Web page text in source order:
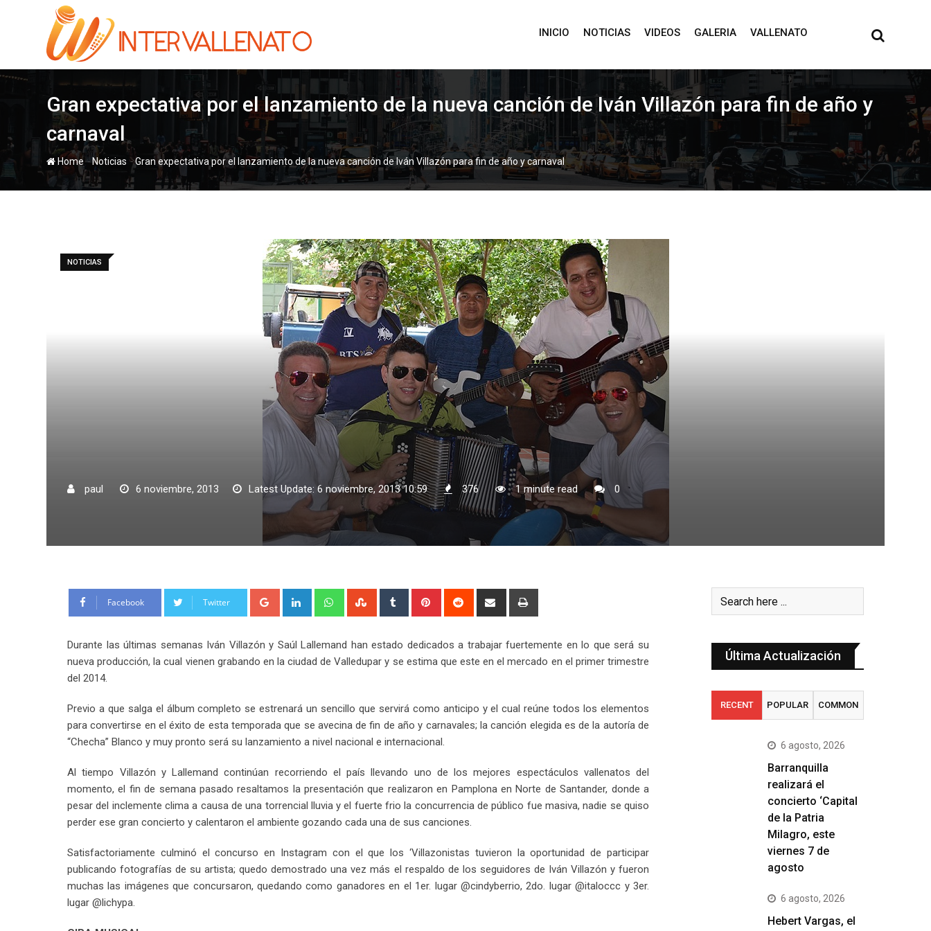
INICIO NOTICIAS VIDEOS GALERIA VALLENATO
Gran expectativa por el lanzamiento de la nueva canción de Iván Villazón para fin de año y
carnaval
Home-Noticias -Gran expectativa por el lanzamiento de la nueva canción de Iván Villazón para fin de año y carnaval
NOTICIAS
paul 6 noviembre, 2013 Latest Update: 6 noviembre, 2013 10:59 376 1 minute read 0
Facebook Twitter Google+ LinkedIn WhatsappStumbleUpon
Tumblr Pinterest Reddit
Share
Durante las últimas semanas Iván Villazón y Saúl Lallemand han estado dedicados a trabajar fuertemente en lo que será su
nueva producción, la cual vienen grabando en la ciudad de Valledupar y se estima que este en el mercado en el primer trimestre
del 2014.
Previo a que salga el álbum completo se estrenará un sencillo que servirá como anticipo y el cual reúne todos los elementos
para convertirse en el éxito de esta temporada que se avecina de fin de año y carnavales; la canción elegida es de la autoría de
“Checha” Blanco y muy pronto será su lanzamiento a nivel nacional e internacional.
Al tiempo Villazón y Lallemand continúan recorriendo el país llevando uno de los mejores espectáculos vallenatos del
momento, el fin de semana pasado resaltamos la presentación que realizaron en Pamplona en Norte de Santander, donde a
pesar del inclemente clima a causa de una torrencial lluvia y el fuerte frio la concurrencia de público fue masiva, nadie se quiso
perder ese gran concierto y calentaron el ambiente gozando cada una de sus canciones.
Satisfactoriamente culminó el concurso en Instagram con el que los ‘Villazonistas tuvieron la oportunidad de participar
publicando fotografías de su artista; quedo demostrado una vez más el respaldo de los seguidores de Iván Villazón y fueron
muchas las imágenes que concursaron, quedando como ganadores en el 1er. lugar @cindyberrio, 2do. lugar @italoccc y 3er.
lugar @lichypa.
Última Actualización
RECENT POPULAR COMMON
6 agosto, 2026
Barranquilla
realizará el
concierto ‘Capital
de la Patria
Milagro, este
viernes 7 de
agosto
6 agosto, 2026
Hebert Vargas, el